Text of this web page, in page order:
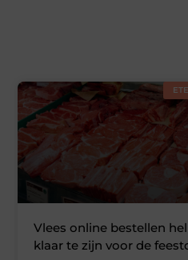
Vlees online bestellen
klaar te zijn voor de